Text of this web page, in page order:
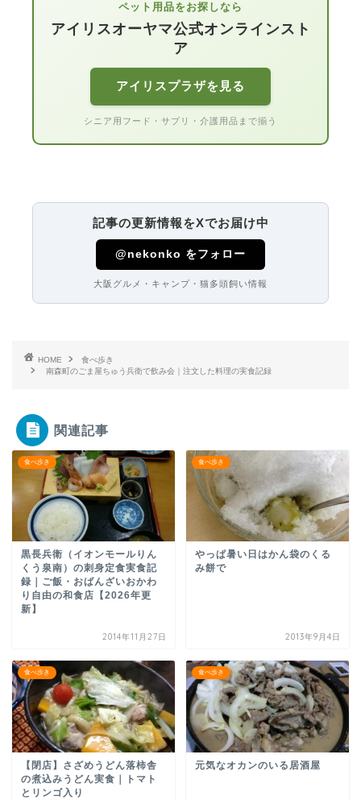
ペット用品をお探しなら
アイリスオーヤマ公式オンラインスト
ア
アイリスプラザを見る
シニア用フード・サプリ・介護用品まで揃う
記事の更新情報をXでお届け中
@nekonko をフォロー
大阪グルメ・キャンプ・猫多頭飼い情報
HOME
食べ歩き
南森町のごま屋ちゅう兵衛で飲み会｜注文した料理の実食記録
関連記事
食べ歩き
黒長兵衛（イオンモールりん
くう泉南）の刺身定食実食記
録｜ご飯・おばんざいおかわ
り自由の和食店【2026年更
新】
2014年11月27日
食べ歩き
やっぱ暑い日はかん袋のくる
み餅で
2013年9月4日
食べ歩き
【閉店】さざめうどん落柿舎
の煮込みうどん実食｜トマト
とリンゴ入り
食べ歩き
元気なオカンのいる居酒屋